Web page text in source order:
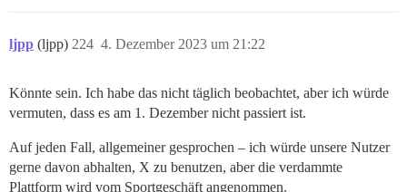
ljpp (ljpp) 4. Dezember 2023 um 21:22
224
Könnte sein. Ich habe das nicht täglich beobachtet, aber ich würde
vermuten, dass es am 1. Dezember nicht passiert ist.
Auf jeden Fall, allgemeiner gesprochen – ich würde unsere Nutzer
gerne davon abhalten, X zu benutzen, aber die verdammte
Plattform wird vom Sportgeschäft angenommen.